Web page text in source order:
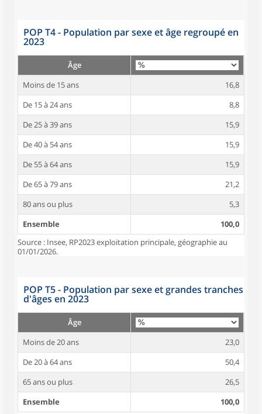
POP T4 - Population par sexe et âge regroupé en
2023
Âge
Moins de 15 ans
16,8
De 15 à 24 ans
8,8
De 25 à 39 ans
15,9
De 40 à 54 ans
15,9
De 55 à 64 ans
15,9
De 65 à 79 ans
21,2
80 ans ou plus
5,3
Ensemble
100,0
Source : Insee, RP2023 exploitation principale, géographie au
01/01/2026.
POP T5 - Population par sexe et grandes tranches
d'âges en 2023
Âge
Moins de 20 ans
23,0
De 20 à 64 ans
50,4
65 ans ou plus
26,5
Ensemble
100,0